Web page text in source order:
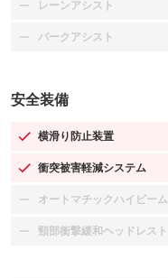
レーンアシスト
：装備なし
パークアシスト
：装備なし
安全装備
横滑り防止装置
：装備あり
衝突被害軽減システム
：装備あり
オートマチックハイビーム
：装備なし
頸部衝撃緩和ヘッドレスト
：装備なし